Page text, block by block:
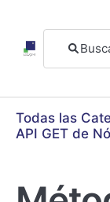
Todas las
​API GET de